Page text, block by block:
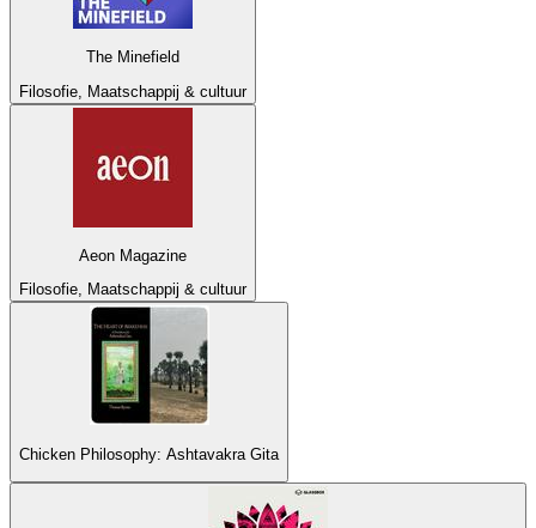
The Minefield
Filosofie, Maatschappij & cultuur
Aeon Magazine
Filosofie, Maatschappij & cultuur
Chicken Philosophy: Ashtavakra Gita